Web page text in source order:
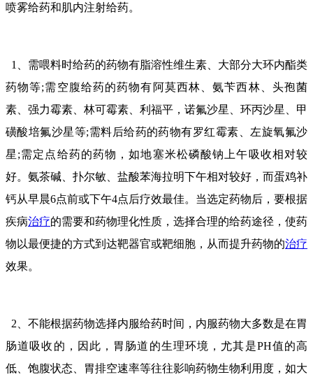
喷雾给药和肌内注射给药。
1、需喂料时给药的药物有脂溶性维生素、大部分大环内酯类
药物等;需空腹给药的药物有阿莫西林、氨苄西林、头孢菌
素、强力霉素、林可霉素、利福平，诺氟沙星、环丙沙星、甲
磺酸培氟沙星等;需料后给药的药物有罗红霉素、左旋氧氟沙
星;需定点给药的药物，如地塞米松磷酸钠上午吸收相对较
好。氨茶碱、扑尔敏、盐酸苯海拉明下午相对较好，而蛋鸡补
钙从早晨6点前或下午4点后疗效最佳。当选定药物后，要根据
疾病治疗的需要和药物理化性质，选择合理的给药途径，使药
物以最便捷的方式到达靶器官或靶细胞，从而提升药物的治疗
效果。
2、不能根据药物选择内服给药时间，内服药物大多数是在胃
肠道吸收的，因此，胃肠道的生理环境，尤其是PH值的高
低、饱腹状态、胃排空速率等往往影响药物生物利用度，如大